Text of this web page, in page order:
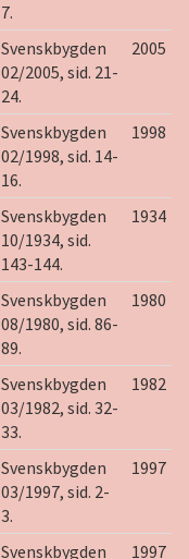
7.
Svenskbygden
02/2005, sid. 21-
24.
2005
Svenskbygden
02/1998, sid. 14-
16.
1998
Svenskbygden
10/1934, sid.
143-144.
1934
Svenskbygden
08/1980, sid. 86-
89.
1980
Svenskbygden
03/1982, sid. 32-
33.
1982
Svenskbygden
03/1997, sid. 2-
3.
1997
Svenskbygden
1997